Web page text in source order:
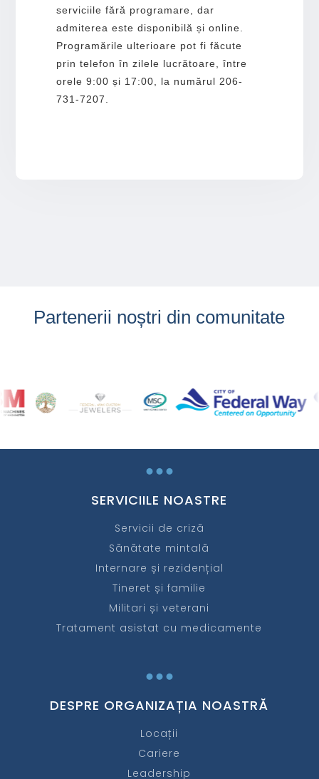
serviciile fără programare, dar
admiterea este disponibilă și online.
Programările ulterioare pot fi făcute
prin telefon în zilele lucrătoare, între
orele 9:00 și 17:00, la numărul 206-
731-7207.
Partenerii noștri din comunitate
...
SERVICIILE NOASTRE
Servicii de criză
Sănătate mintală
Internare și rezidențial
Tineret și familie
Militari și veterani
Tratament asistat cu medicamente
...
DESPRE ORGANIZAȚIA NOASTRĂ
Locații
Cariere
Leadership